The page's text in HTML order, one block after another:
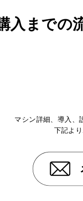
入までの
マシン詳細、導入、
下記よ